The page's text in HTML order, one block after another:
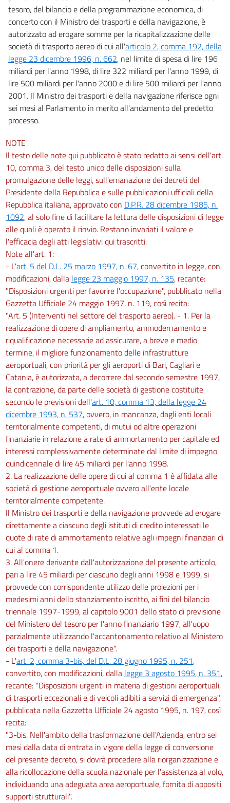
tesoro, del bilancio e della programmazione economica, di
concerto con il Ministro dei trasporti e della navigazione, è
autorizzato ad erogare somme per la ricapitalizzazione delle
società di trasporto aereo di cui all'articolo 2, comma 192, della
legge 23 dicembre 1996, n. 662, nel limite di spesa di lire 196
miliardi per l'anno 1998, di lire 322 miliardi per l'anno 1999, di
lire 500 miliardi per l'anno 2000 e di lire 500 miliardi per l'anno
2001. Il Ministro dei trasporti e della navigazione riferisce ogni
sei mesi al Parlamento in merito all'andamento del predetto
processo.
NOTE
Il testo delle note qui pubblicato è stato redatto ai sensi dell'art.
10, comma 3, del testo unico delle disposizioni sulla
promulgazione delle leggi, sull'emanazione dei decreti del
Presidente della Repubblica e sulle pubblicazioni ufficiali della
Repubblica italiana, approvato con D.P.R. 28 dicembre 1985, n.
1092, al solo fine di facilitare la lettura delle disposizioni di legge
alle quali è operato il rinvio. Restano invariati il valore e
l'efficacia degli atti legislativi qui trascritti.
Note all'art. 1:
- L'art. 5 del D.L. 25 marzo 1997, n. 67, convertito in legge, con
modificazioni, dalla legge 23 maggio 1997, n. 135, recante:
"Disposizioni urgenti per favorire l'occupazione", pubblicato nella
Gazzetta Ufficiale 24 maggio 1997, n. 119, così recita:
"Art. 5 (Interventi nel settore del trasporto aereo). - 1. Per la
realizzazione di opere di ampliamento, ammodernamento e
riqualificazione necessarie ad assicurare, a breve e medio
termine, il migliore funzionamento delle infrastrutture
aeroportuali, con priorità per gli aeroporti di Bari, Cagliari e
Catania, è autorizzata, a decorrere dal secondo semestre 1997,
la contrazione, da parte delle società di gestione costituite
secondo le previsioni dell'art. 10, comma 13, della legge 24
dicembre 1993, n. 537, ovvero, in mancanza, dagli enti locali
territorialmente competenti, di mutui od altre operazioni
finanziarie in relazione a rate di ammortamento per capitale ed
interessi complessivamente determinate dal limite di impegno
quindicennale di lire 45 miliardi per l'anno 1998.
2. La realizzazione delle opere di cui al comma 1 è affidata alle
società di gestione aeroportuale ovvero all'ente locale
territorialmente competente.
Il Ministro dei trasporti e della navigazione provvede ad erogare
direttamente a ciascuno degli istituti di credito interessati le
quote di rate di ammortamento relative agli impegni finanziari di
cui al comma 1.
3. All'onere derivante dall'autorizzazione del presente articolo,
pari a lire 45 miliardi per ciascuno degli anni 1998 e 1999, si
provvede con corrispondente utilizzo delle proiezioni per i
medesimi anni dello stanziamento iscritto, ai fini del bilancio
triennale 1997-1999, al capitolo 9001 dello stato di previsione
del Ministero del tesoro per l'anno finanziario 1997, all'uopo
parzialmente utilizzando l'accantonamento relativo al Ministero
dei trasporti e della navigazione".
- L'art. 2, comma 3-bis, del D.L. 28 giugno 1995, n. 251,
convertito, con modificazioni, dalla legge 3 agosto 1995, n. 351,
recante: "Disposizioni urgenti in materia di gestioni aeroportuali,
di trasporti eccezionali e di veicoli adibiti a servizi di emergenza",
pubblicata nella Gazzetta Ufficiale 24 agosto 1995, n. 197, così
recita:
"3-bis. Nell'ambito della trasformazione dell'Azienda, entro sei
mesi dalla data di entrata in vigore della legge di conversione
del presente decreto, si dovrà procedere alla riorganizzazione e
alla ricollocazione della scuola nazionale per l'assistenza al volo,
individuando una adeguata area aeroportuale, fornita di appositi
supporti strutturali".